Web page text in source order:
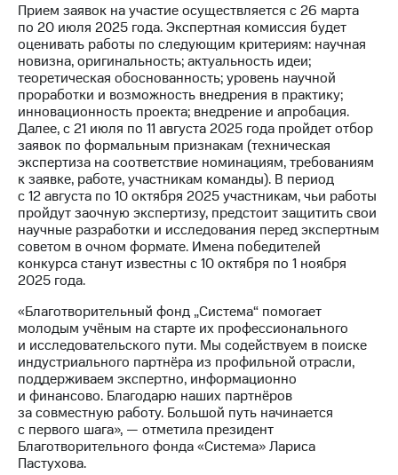
Прием заявок на участие осуществляется с 26 марта
по 20 июля 2025 года. Экспертная комиссия будет
оценивать работы по следующим критериям: научная
новизна, оригинальность; актуальность идеи;
теоретическая обоснованность; уровень научной
проработки и возможность внедрения в практику;
инновационность проекта; внедрение и апробация.
Далее, с 21 июля по 11 августа 2025 года пройдет отбор
заявок по формальным признакам (техническая
экспертиза на соответствие номинациям, требованиям
к заявке, работе, участникам команды). В период
с 12 августа по 10 октября 2025 участникам, чьи работы
пройдут заочную экспертизу, предстоит защитить свои
научные разработки и исследования перед экспертным
советом в очном формате. Имена победителей
конкурса станут известны с 10 октября по 1 ноября
2025 года.
«Благотворительный фонд „Система“ помогает
молодым учёным на старте их профессионального
и исследовательского пути. Мы содействуем в поиске
индустриального партнёра из профильной отрасли,
поддерживаем экспертно, информационно
и финансово. Благодарю наших партнёров
за совместную работу. Большой путь начинается
с первого шага», — отметила президент
Благотворительного фонда «Система» Лариса
Пастухова.